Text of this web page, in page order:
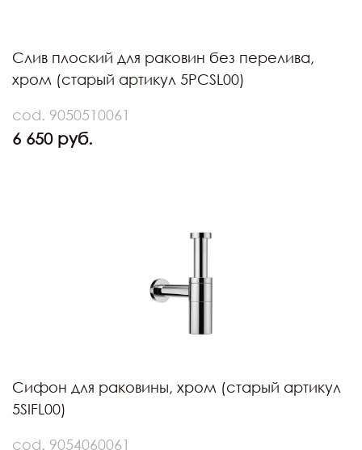
Слив плоский для раковин без перелива,
хром (старый артикул 5PCSL00)
cod. 9050510061
6 650 руб.
Сифон для раковины, хром (старый артикул
5SIFL00)
cod. 9054060061